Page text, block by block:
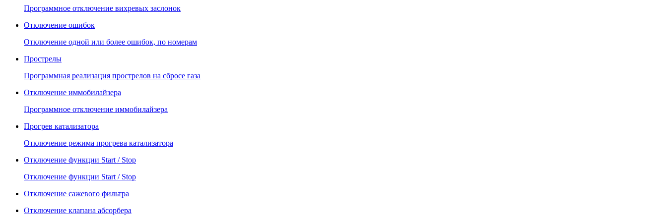
Программное отключение вихревых заслонок
Отключение ошибок
Отключение одной или более ошибок, по номерам
Прострелы
Программная реализация прострелов на сбросе газа
Отключение иммобилайзера
Программное отключение иммобилайзера
Прогрев катализатора
Отключение режима прогрева катализатора
Отключение функции Start / Stop
Отключение функции Start / Stop
Отключение сажевого фильтра
Отключение клапана абсорбера